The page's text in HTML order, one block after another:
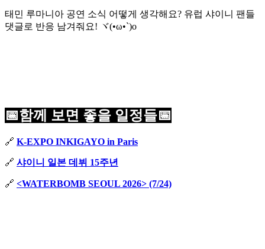
태민 루마니아 공연 소식 어떻게 생각해요? 유럽 샤이니 팬들
댓글로 반응 남겨줘요! ヾ(•ω•`)o
📅함께 보면 좋을 일정들📅
🔗 K-EXPO INKIGAYO in Paris
🔗 샤이니 일본 데뷔 15주년
🔗 <WATERBOMB SEOUL 2026> (7/24)